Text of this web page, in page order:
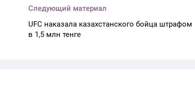
Следующий материал
UFC наказала казахстанского бойца штрафом
в 1,5 млн тенге